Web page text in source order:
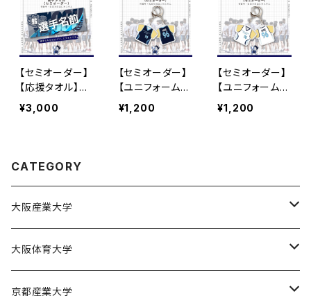
【セミオーダー】
【応援タオル】大
阪産業大学バス
ケ部
¥3,000
【セミオーダー】
【ユニフォームキ
ーホルダー（1s
t）】大阪産業大
¥1,200
【セミオーダー】
【ユニフォームキ
ーホルダー（2n
d）】大阪産業大
¥1,200
CATEGORY
大阪産業大学
大阪産業大学バスケットボール部
大阪体育大学
大阪体育大学女子バスケットボール部
京都産業大学